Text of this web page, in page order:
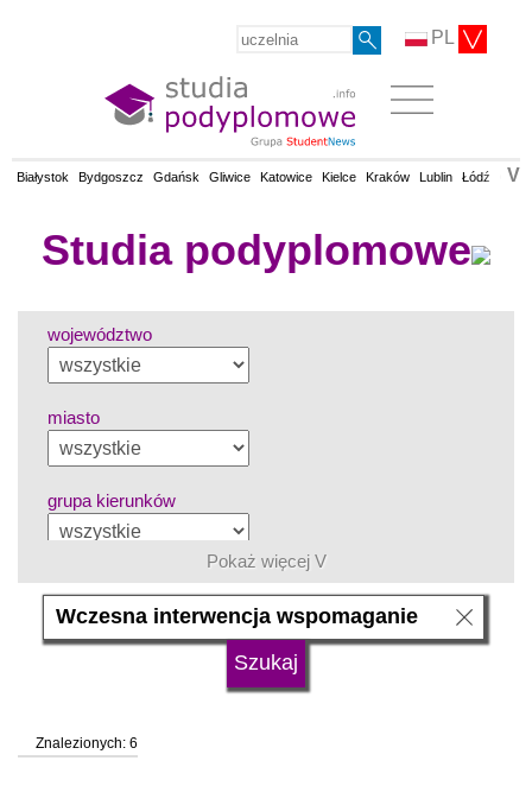
PL
Białystok Bydgoszcz Gdańsk Gliwice Katowice Kielce Kraków Lublin Łódź V
Studia podyplomowe
województwo
miasto
grupa kierunków
język
status uczelni
Pokaż więcej V
Znalezionych: 6